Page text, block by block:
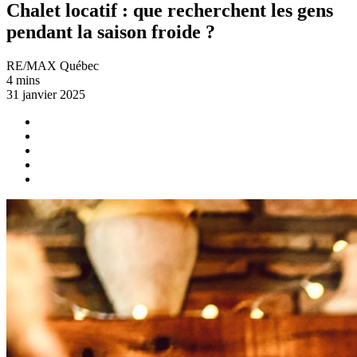
Chalet locatif : que recherchent les gens
pendant la saison froide ?
RE/MAX Québec
4 mins
31 janvier 2025